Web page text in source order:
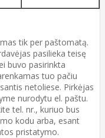
tik per paštomatą.
pasilieka teisę
buvo pasirinkta
tuo pačiu
netoliese. Pirkėjas
nurodytu el. paštu.
tel. nr., kuriuo bus
kodu arba, esant
pristatymo.